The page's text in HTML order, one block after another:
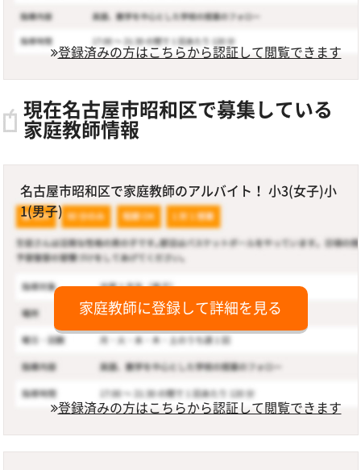
登録済みの方はこちらから認証して閲覧できます
現在名古屋市昭和区で募集している
家庭教師情報
名古屋市昭和区で家庭教師のアルバイト！ 小3(女子)小
1(男子)
家庭教師に登録して詳細を見る
登録済みの方はこちらから認証して閲覧できます